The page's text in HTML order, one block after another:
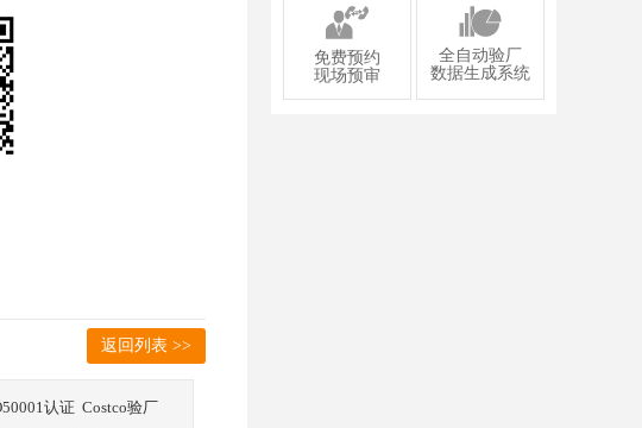
免费预约
现场预审
全自动验厂
数据生成系统
返回列表 >>
认证 Costco验厂